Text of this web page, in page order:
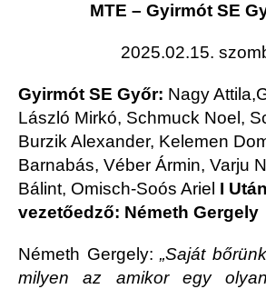
MTE – Gyirmót SE
2025.02.15.
Gyirmót SE Győr: Nagy
László Mirkó, Schmuck Noel,
Burzik Alexander, Kelemen
Barnabás, Véber Ármin, Varju
Bálint, Omisch-Soós Ariel I
vezetőedző: Németh Gergely
Németh Gergely:„Saját
milyen az amikor egy